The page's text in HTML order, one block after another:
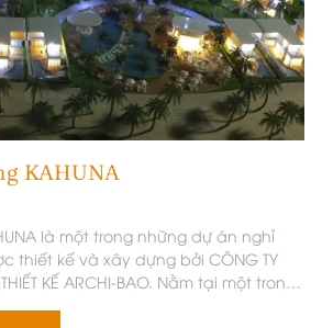
KAHUNA
là một trong những dự án nghỉ
thiết kế và xây dựng bởi CÔNG TY
KẾ ARCHI-BAO. Nằm tại một trong